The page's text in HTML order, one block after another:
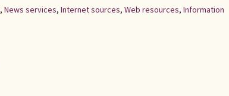
, News services, Internet sources, Web resources, Information